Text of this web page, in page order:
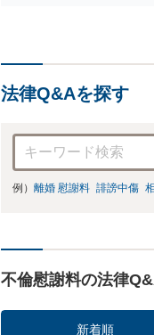
法律Q&Aを探す
例） 離婚 慰謝料 誹謗中傷
不倫慰謝料の法律
新着順